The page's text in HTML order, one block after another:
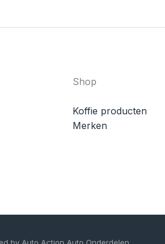
Shop
Koffie producten
Merken